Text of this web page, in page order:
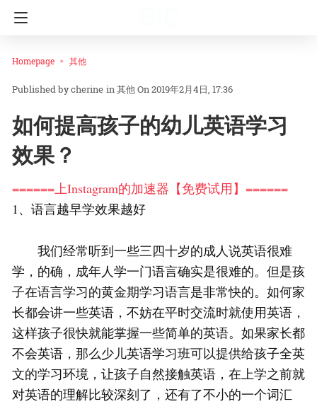
Homepage 其他
cherine in其他On 2019年2月4日, 17:36
如何提高孩子的幼儿英语学习
效果？
======上Instagram的加速器【免费试用】======
1、语言越早学效果越好
我们经常听到一些三四十岁的成人说英语很难
学，的确，成年人学一门语言确实是很难的。但是孩
子在语言学习的黄金期学习语言是非常快的。如何家
长都会讲一些英语，不妨在平时交流时就使用英语，
这样孩子很快就能掌握一些简单的英语。如果家长都
不会英语，那么少儿英语学习班可以提供给孩子全英
文的学习环境，让孩子自然接触英语，在上学之前就
对英语的理解比较深刻了，还有了不小的一个词汇